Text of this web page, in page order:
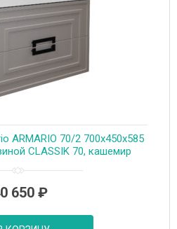
ARMARIO 70/2 700х450х585
CLASSIK 70, кашемир
650 ₽